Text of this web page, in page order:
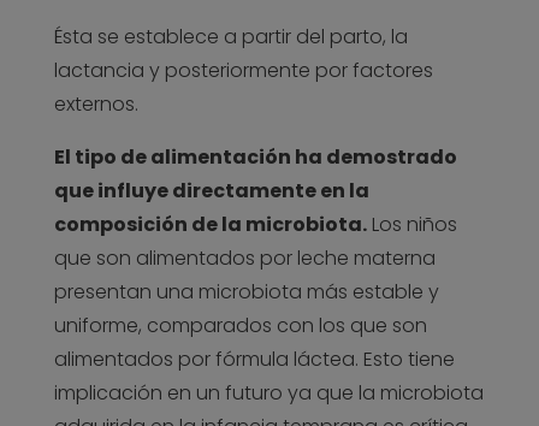
Ésta se establece a partir del parto, la
lactancia y posteriormente por factores
externos.
El tipo de alimentación ha demostrado
que influye directamente en la
composición de la microbiota.Los niños
que son alimentados por leche materna
presentan una microbiota más estable y
uniforme, comparados con los que son
alimentados por fórmula láctea. Esto tiene
implicación en un futuro ya que la microbiota